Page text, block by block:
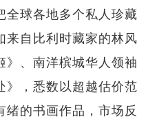
全球各地多个私人珍藏
来自比利时藏家的林风
、南洋槟城华人领袖
》，悉数以超越估价范
的书画作品，市场反